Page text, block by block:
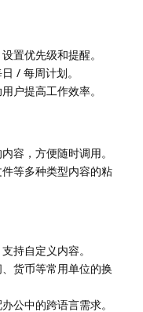
置优先级和提醒。
/ 每周计划。
户提高工作效率。
容，方便随时调用。
等多种类型内容的粘
持自定义内容。
货币等常用单位的换
公中的跨语言需求。